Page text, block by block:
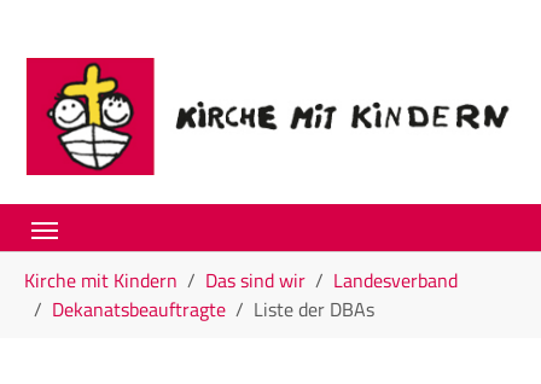
Skip to main navigation
Skip to main content
Skip to page footer
Kirche mit Kindern Das sind wir
Landesverband
Dekanatsbeauftragte
Liste der DBAs